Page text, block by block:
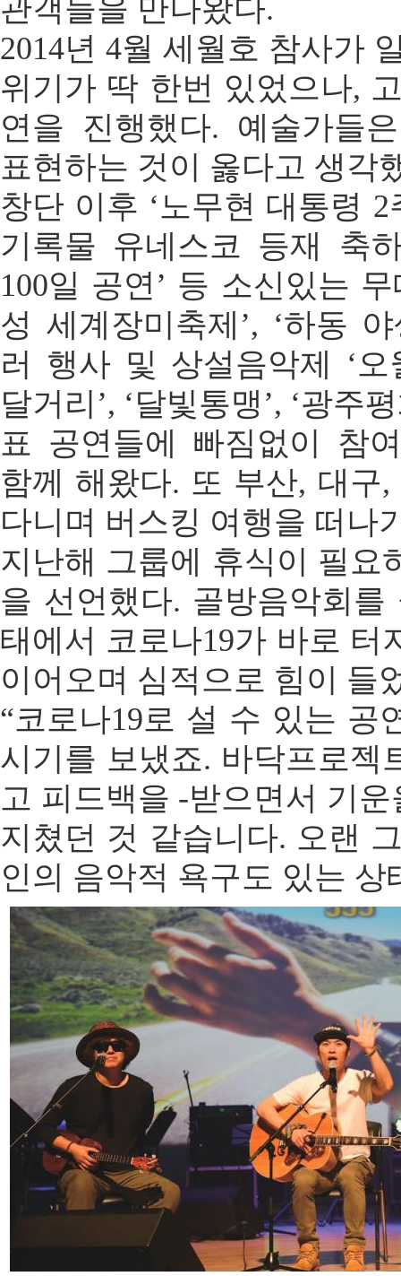
관객들을 만나왔다.
2014년 4월 세월호 참사가
위기가 딱 한번 있었으나,
연을 진행했다. 예술가들
표현하는 것이 옳다고 생각
창단 이후 ‘노무현 대통령 2
기록물 유네스코 등재 축
100일 공연’ 등 소신있는
성 세계장미축제’, ‘하동
러 행사 및 상설음악제 ‘오
달거리’, ‘달빛통맹’, ‘광주
표 공연들에 빠짐없이 참
함께 해왔다. 또 부산, 대구
다니며 버스킹 여행을 떠나
지난해 그룹에 휴식이 필요
을 선언했다. 골방음악회
태에서 코로나19가 바로 터
이어오며 심적으로 힘이 들
“코로나19로 설 수 있는 공
시기를 보냈죠. 바닥프로젝
고 피드백을 -받으면서 기
지쳤던 것 같습니다. 오랜
인의 음악적 욕구도 있는 상